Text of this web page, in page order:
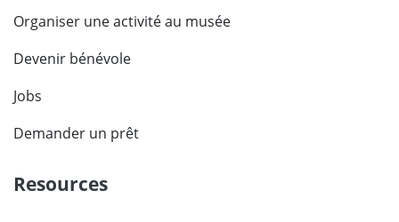
Organiser une activité au musée
Devenir bénévole
Jobs
Demander un prêt
Resources